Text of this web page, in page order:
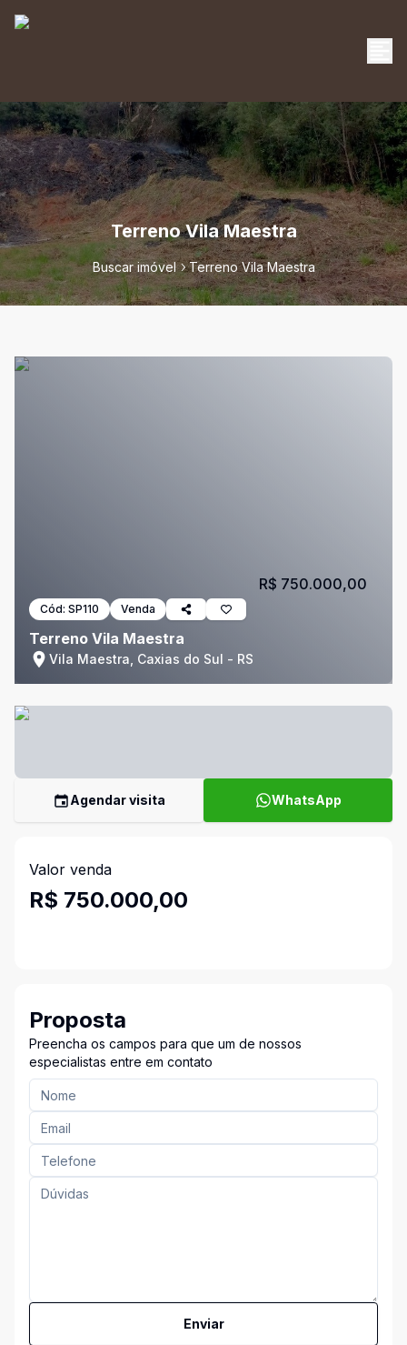
Terreno Vila Maestra
Buscar imóvel Terreno Vila Maestra
Cód: SP110 Venda
Terreno Vila Maestra
Vila Maestra, Caxias do Sul - RS
R$ 750.000,00
Agendar visita WhatsApp
Valor venda
R$ 750.000,00
Proposta
Preencha os campos para que um de nossos
especialistas entre em contato
Enviar